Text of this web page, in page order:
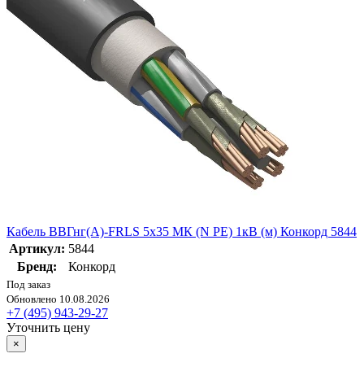
Кабель ВВГнг(А)-FRLS 5х35 МК (N PE) 1кВ (м) Конкорд 5844
Артикул: 5844
Бренд:
Конкорд
Под заказ
Обновлено 10.08.2026
+7 (495) 943-29-27
Уточнить цену
×